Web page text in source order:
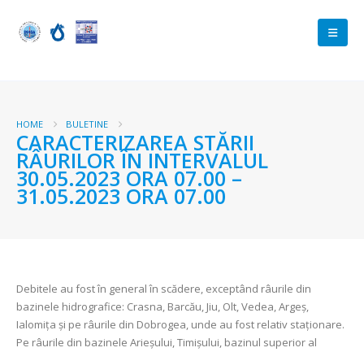
HOME BULETINE
CARACTERIZAREA STĂRII
RÂURILOR ÎN INTERVALUL
30.05.2023 ORA 07.00 –
31.05.2023 ORA 07.00
Debitele au fost în general în scădere, exceptând râurile din
bazinele hidrografice: Crasna, Barcău, Jiu, Olt, Vedea, Argeș,
Ialomița și pe râurile din Dobrogea, unde au fost relativ staționare.
Pe râurile din bazinele Arieșului, Timișului, bazinul superior al